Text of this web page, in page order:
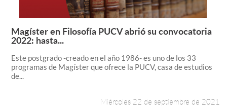
Leer más +
Magíster en Filosofía PUCV abrió su convocatoria
2022: hasta...
Este postgrado -creado en el año 1986- es uno de los 33
programas de Magíster que ofrece la PUCV, casa de estudios
de...
Miércoles 22 de septiembre de 2021